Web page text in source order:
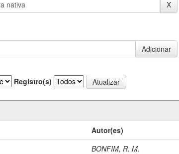
Registro(s)
Autor(es)
BONFIM, R. M.